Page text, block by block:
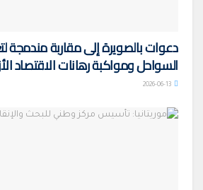
دعوات بالصويرة إلى مقاربة مندمجة
السواحل ومواكبة رهانات الاقتصاد